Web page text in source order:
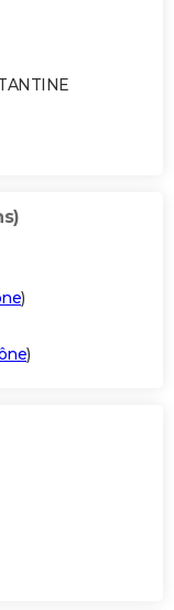
)
)